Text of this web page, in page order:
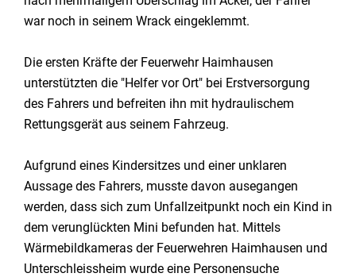
war noch in seinem Wrack eingeklemmt.
Die ersten Kräfte der Feuerwehr Haimhausen
unterstützten die "Helfer vor Ort" bei Erstversorgung
des Fahrers und befreiten ihn mit hydraulischem
Rettungsgerät aus seinem Fahrzeug.
Aufgrund eines Kindersitzes und einer unklaren
Aussage des Fahrers, musste davon ausegangen
werden, dass sich zum Unfallzeitpunkt noch ein Kind in
dem verunglückten Mini befunden hat. Mittels
Wärmebildkameras der Feuerwehren Haimhausen und
Unterschleissheim wurde eine Personensuche